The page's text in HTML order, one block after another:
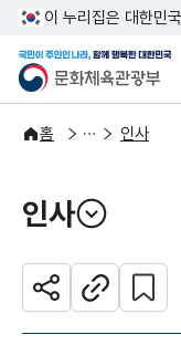
이 누리집은 대한민
문화체육관
국민이 주
홈
알림·소식
알림 인사
인사
열기
공유하기주소복사
관심